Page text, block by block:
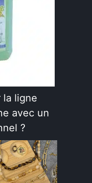
la ligne
avec un
?